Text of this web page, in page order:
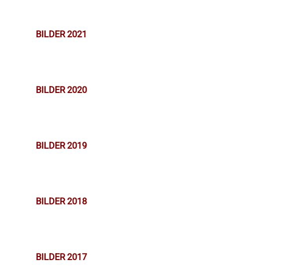
BILDER 2021
BILDER 2020
BILDER 2019
BILDER 2018
BILDER 2017